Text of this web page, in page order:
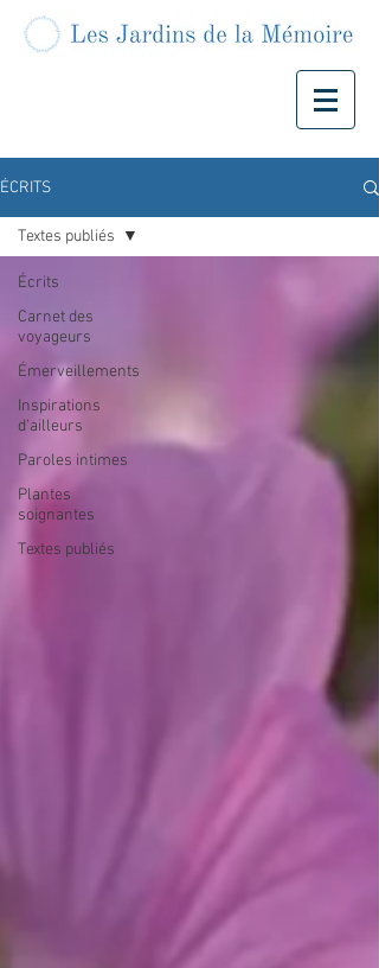
ÉCRITS
Écrits
Carnet des
voyageurs
Émerveillements
Inspirations
d'ailleurs
Paroles intimes
Plantes
soignantes
Textes publiés
Textes publiés